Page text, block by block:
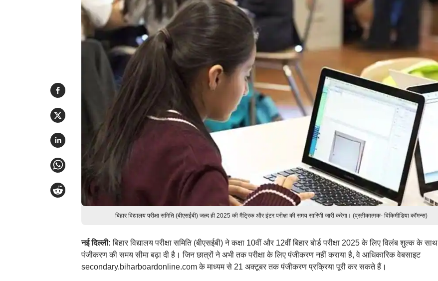
बिहार विद्यालय परीक्षा समिति (बीएसईबी) जल्द ही 2025 की मैट्रिक और इंटर परीक्षा की समय सारिणी जारी करेगा। (प्रतीकात्मक- विकिमीडिया कॉमन्स)
नई दिल्ली:बिहार विद्यालय परीक्षा समिति (बीएसईबी) ने कक्षा 10वीं और 12वीं बिहार बोर्ड परीक्षा 2025 के लिए विलंब शुल्क के साथ
पंजीकरण की समय सीमा बढ़ा दी है। जिन छात्रों ने अभी तक परीक्षा के लिए पंजीकरण नहीं कराया है, वे आधिकारिक वेबसाइट
secondary.biharboardonline.com के माध्यम से 21 अक्टूबर तक पंजीकरण प्रक्रिया पूरी कर सकते हैं।